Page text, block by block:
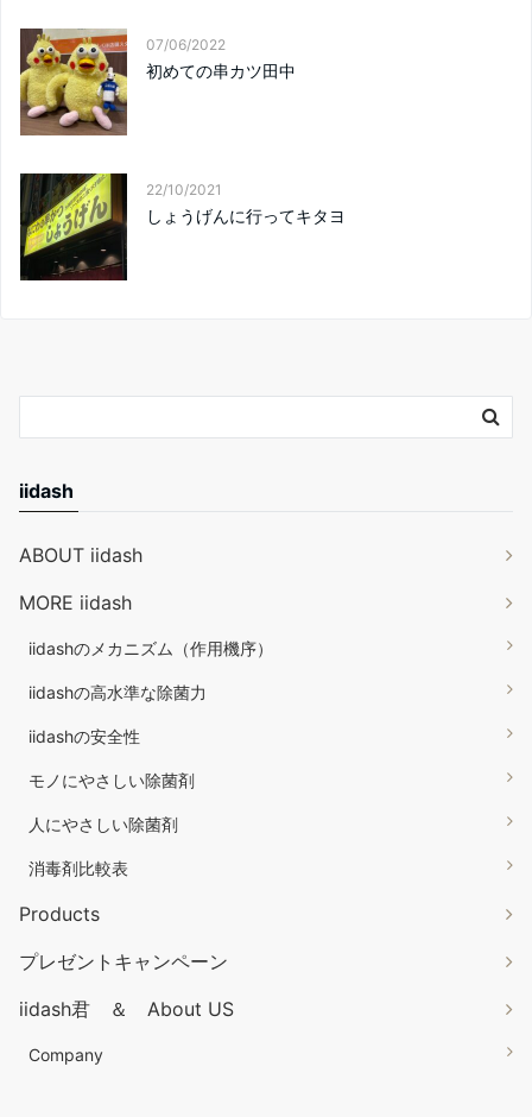
07/06/2022
初めての串カツ田中
22/10/2021
しょうげんに行ってキタヨ
iidash
ABOUT iidash
MORE iidash
iidashのメカニズム（作用機序）
iidashの高水準な除菌力
iidashの安全性
モノにやさしい除菌剤
人にやさしい除菌剤
消毒剤比較表
Products
プレゼントキャンペーン
iidash君 ＆ About US
Company